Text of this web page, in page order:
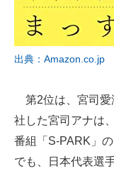
出典：Amazon.co.jp
第2位は、宮司愛
社した宮司アナは
番組「S-PARK」
でも、日本代表選